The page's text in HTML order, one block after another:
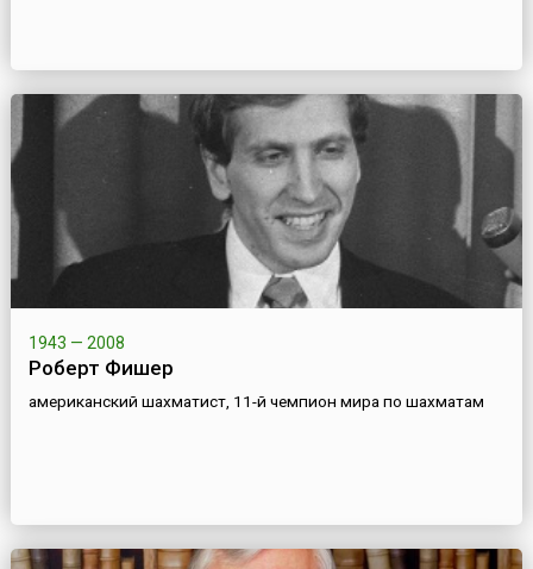
1943 — 2008
Роберт Фишер
американский шахматист, 11-й чемпион мира по шахматам